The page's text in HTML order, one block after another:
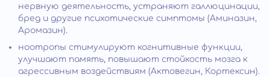
нервную деятельность, устраняют галлюцинации,
бред и другие психотические симптомы (Аминазин,
Аромазин).
ноотропы стимулируют когнитивные функции,
улучшают память, повышают стойкость мозга к
агрессивным воздействиям (Актовегин, Кортексин).